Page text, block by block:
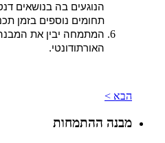
הנוגעים בה בנושאים
תחומים נוספים בזמן
המתמחה יבין את
האורתודונטי.
הבא >
מבנה ההתמחות